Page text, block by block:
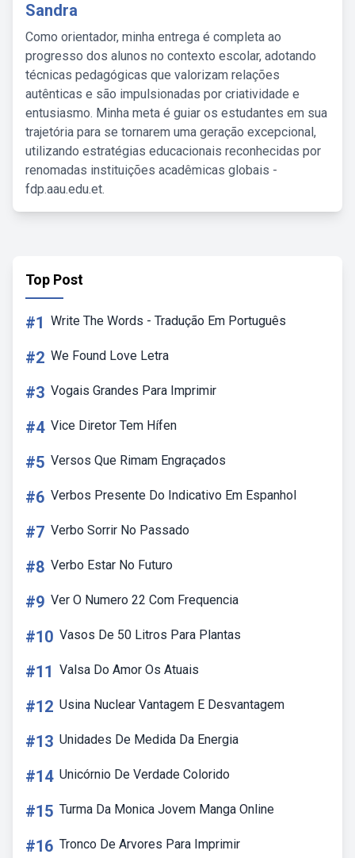
Sandra
Como orientador, minha entrega é completa ao
progresso dos alunos no contexto escolar, adotando
técnicas pedagógicas que valorizam relações
autênticas e são impulsionadas por criatividade e
entusiasmo. Minha meta é guiar os estudantes em sua
trajetória para se tornarem uma geração excepcional,
utilizando estratégias educacionais reconhecidas por
renomadas instituições acadêmicas globais -
fdp.aau.edu.et.
Top Post
#1 Write The Words - Tradução Em Português
#2 We Found Love Letra
#3 Vogais Grandes Para Imprimir
#4 Vice Diretor Tem Hífen
#5 Versos Que Rimam Engraçados
#6 Verbos Presente Do Indicativo Em Espanhol
#7 Verbo Sorrir No Passado
#8 Verbo Estar No Futuro
#9 Ver O Numero 22 Com Frequencia
#10 Vasos De 50 Litros Para Plantas
#11 Valsa Do Amor Os Atuais
#12 Usina Nuclear Vantagem E Desvantagem
#13 Unidades De Medida Da Energia
#14 Unicórnio De Verdade Colorido
#15 Turma Da Monica Jovem Manga Online
#16 Tronco De Arvores Para Imprimir